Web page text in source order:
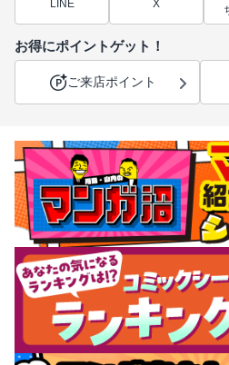
LINE X
お得にポイントゲット！
ご来店ポイント